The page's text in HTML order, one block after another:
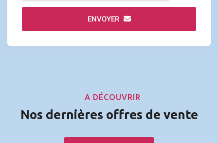
ENVOYER
A DÉCOUVRIR
Nos dernières offres de vente